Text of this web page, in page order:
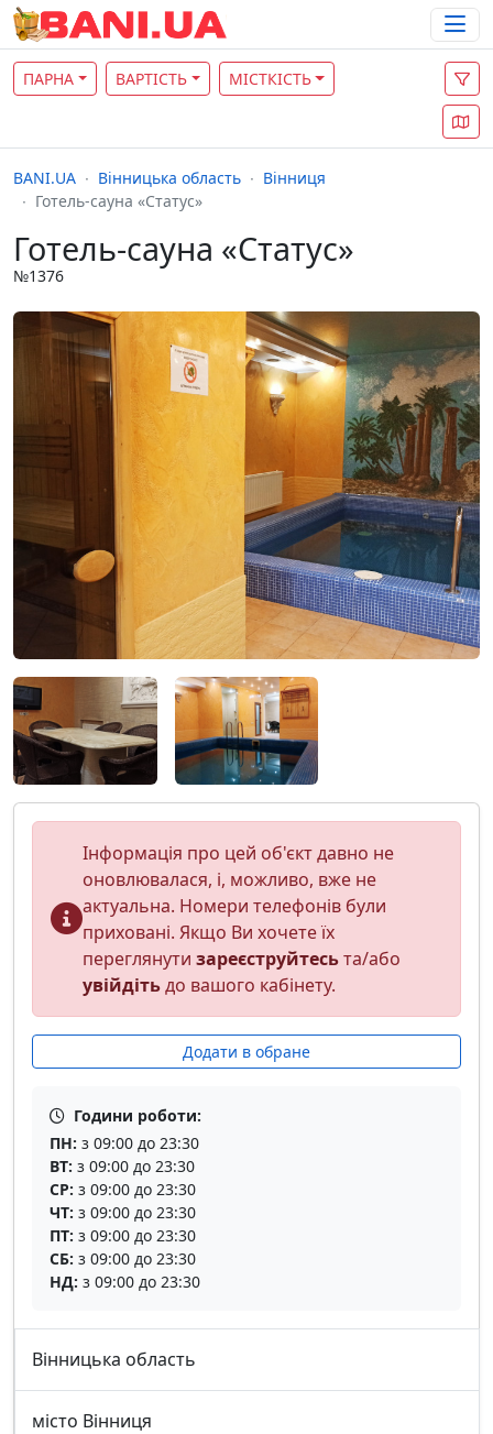
ПАРНА ВАРТІСТЬ МІСТКІСТЬ
BANI.UA Вінницька область
Вінниця
Готель-сауна «Статус»
Готель-сауна «Статус»
№1376
Інформація про цей об'єкт давно не
оновлювалася, і, можливо, вже не
актуальна. Номери телефонів були
приховані. Якщо Ви хочете їх
переглянути зареєструйтесьта/або
увійдітьдо вашого кабінету.
Додати в обране
Години роботи:
ПН: з 09:00 до 23:30
ВТ: з 09:00 до 23:30
СР: з 09:00 до 23:30
ЧТ: з 09:00 до 23:30
ПТ: з 09:00 до 23:30
СБ: з 09:00 до 23:30
НД: з 09:00 до 23:30
Вінницька область
місто Вінниця